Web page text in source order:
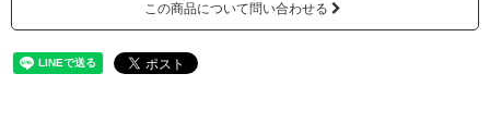
この商品について問い合わせる